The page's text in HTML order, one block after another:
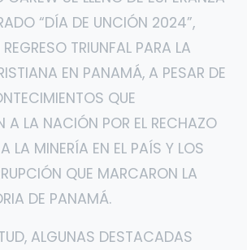
“DÍA DE UNCIÓN 2024”,
TRIUNFAL PARA LA
EN PANAMÁ, A PESAR DE
QUE
A LA NACIÓN POR EL RECHAZO
LA MINERÍA EN EL PAÍS Y LOS
QUE MARCARON LA
DE PANAMÁ.
ALGUNAS DESTACADAS